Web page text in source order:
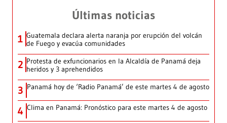
Últimas noticias
1 Guatemala declara alerta naranja por erupción del volcán
de Fuego y evacúa comunidades
2 Protesta de exfuncionarios en la Alcaldía de Panamá deja
heridos y 3 aprehendidos
3 Panamá hoy de ‘Radio Panamá’ de este martes 4 de agosto
4 Clima en Panamá: Pronóstico para este martes 4 de agosto